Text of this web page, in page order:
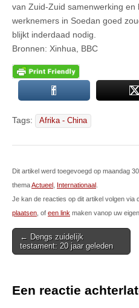
van Zuid-Zuid samenwerking en
werknemers in Soedan goed
blijkt inderdaad nodig.
Bronnen: Xinhua, BBC
Tags: Afrika - China
Dit artikel werd toegevoegd op maandag
themaActueel Internationaal
Je kan de reacties op dit artikel volgen via
plaatsen , of een link maken vanop uw
Post
navigation
← Dengs zuidelijk
testament: 20 jaar geleden
Een reactie